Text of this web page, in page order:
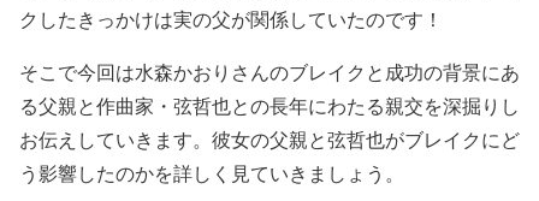
クしたきっかけは実の父が関係していたのです！
そこで今回は水森かおりさんのブレイクと成功の背景にあ
る父親と作曲家・弦哲也との長年にわたる親交を深掘りし
お伝えしていきます。彼女の父親と弦哲也がブレイクにど
う影響したのかを詳しく見ていきましょう。